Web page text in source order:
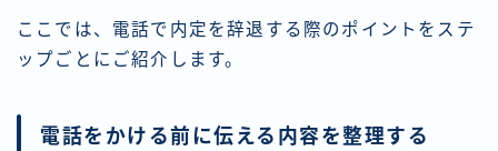
ここでは、電話で内定を辞退する際のポイントをステ
ップごとにご紹介します。
電話をかける前に伝える内容を整理する